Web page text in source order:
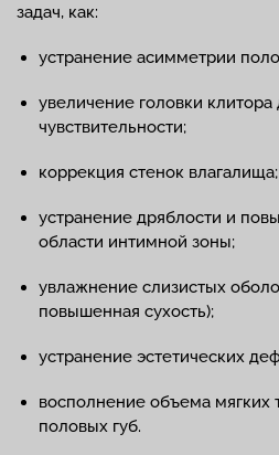
задач, как:
устранение асимметрии
увеличение головки
чувствительности;
коррекция стенок влагалища;
устранение дряблости и
области интимной зоны;
увлажнение слизистых
повышенная сухость);
устранение эстетических
восполнение объема мягких
половых губ.